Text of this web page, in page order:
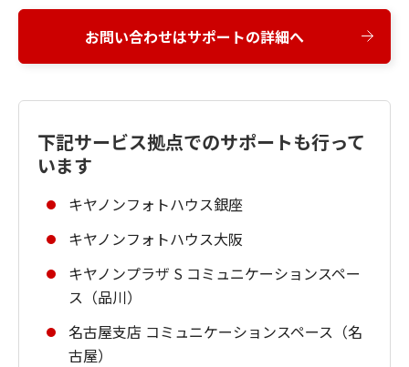
お問い合わせはサポートの詳細へ
下記サービス拠点でのサポートも行って
います
キヤノンフォトハウス銀座
キヤノンフォトハウス大阪
キヤノンプラザ S コミュニケーションスペー
ス（品川）
名古屋支店 コミュニケーションスペース（名
古屋）